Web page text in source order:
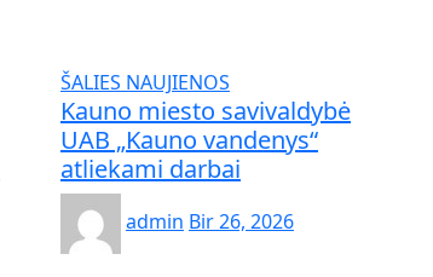
ŠALIES NAUJIENOS
Kauno miesto savivaldybė
UAB „Kauno vandenys“
atliekami darbai
admin Bir 26, 2026